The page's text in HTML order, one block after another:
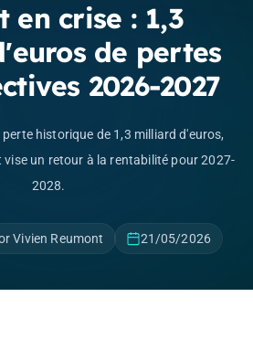
en crise : 1,3
de pertes
2026-2027
historique de 1,3 milliard d'euros,
vise un retour à la rentabilité pour 2027-
2028.
Vivien Reumont 21/05/2026